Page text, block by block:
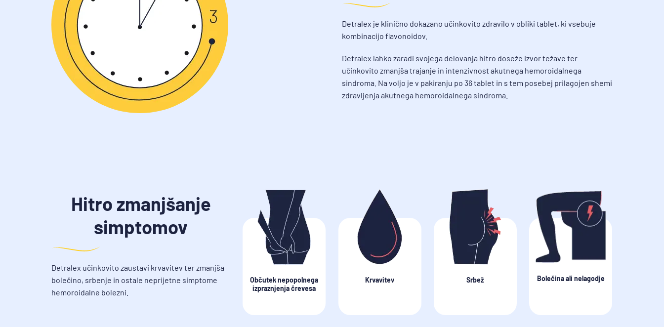
Detralex je klinično dokazano učinkovito zdravilo v obliki tablet, ki vsebuje
kombinacijo flavonoidov.
Detralex lahko zaradi svojega delovanja hitro doseže izvor težave ter
učinkovito zmanjša trajanje in intenzivnost akutnega hemoroidalnega
sindroma. Na voljo je v pakiranju po 36 tablet in s tem posebej prilagojen shemi
zdravljenja akutnega hemoroidalnega sindroma.
Hitro zmanjšanje
simptomov
Detralex učinkovito zaustavi krvavitev ter zmanjša
bolečino, srbenje in ostale neprijetne simptome
hemoroidalne bolezni.
Občutek nepopolnega
izpraznjenja črevesa
Krvavitev Srbež Bolečina ali nelagodje